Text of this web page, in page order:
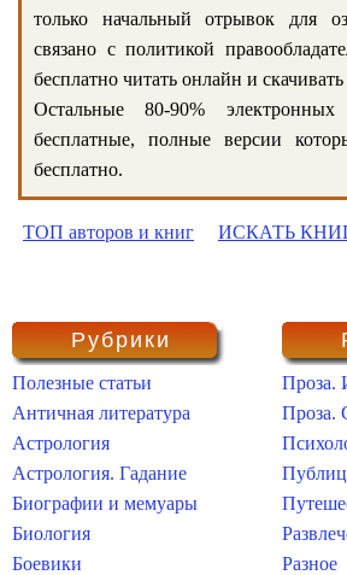
только начальный отрывок для
связано с политикой
бесплатно читать онлайн и
Остальные 80-90%
бесплатные, полные версии
бесплатно.
ТОП авторов и книг ИСКАТЬ
Рубрики
Полезные статьи
Античная литература
Астрология
Астрология. Гадание
Биографии и мемуары
Биология
Боевики
Проза.
Проза.
Разное